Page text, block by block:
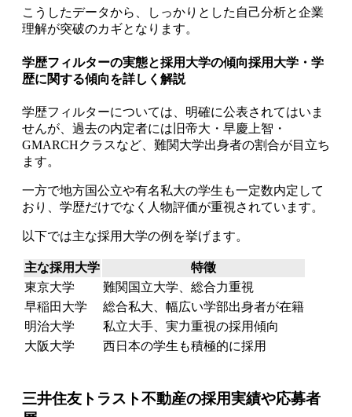
こうしたデータから、しっかりとした自己分析と企業
理解が突破のカギとなります。
学歴フィルターの実態と採用大学の傾向採用大学・学
歴に関する傾向を詳しく解説
学歴フィルターについては、明確に公表されてはいま
せんが、過去の内定者には旧帝大・早慶上智・
GMARCHクラスなど、難関大学出身者の割合が目立ち
ます。
一方で地方国公立や有名私大の学生も一定数内定して
おり、学歴だけでなく人物評価が重視されています。
以下では主な採用大学の例を挙げます。
主な採用大学
特徵
東京大学
難関国立大学、総合力重視
早稲田大学
総合私大、幅広い学部出身者が在籍
明治大学
私立大手、実力重視の採用傾向
大阪大学
西日本の学生も積極的に採用
三井住友トラスト不動産の採用実績や応募者